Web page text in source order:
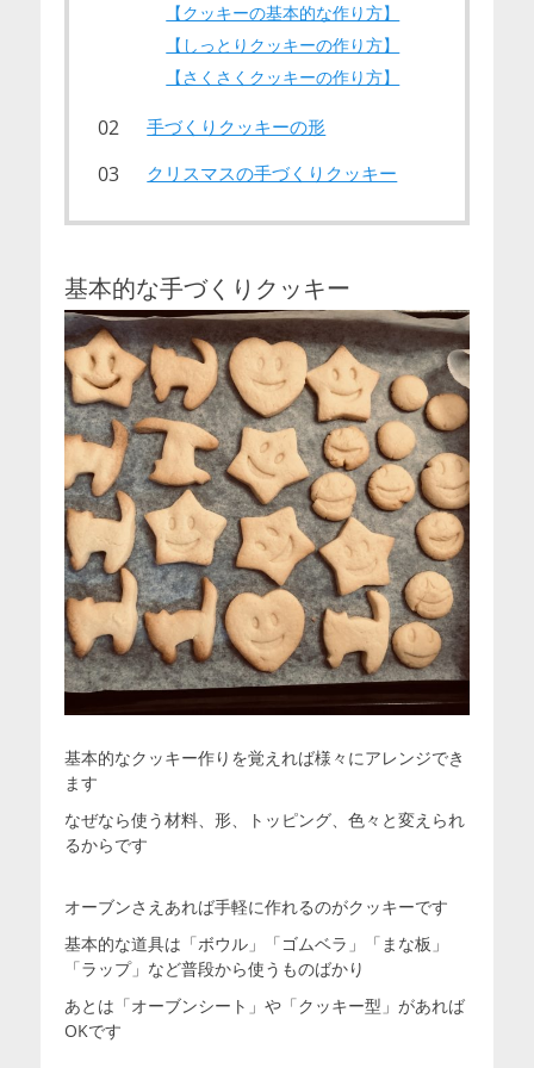
【クッキーの基本的な作り方】
【しっとりクッキーの作り方】
【さくさくクッキーの作り方】
手づくりクッキーの形
クリスマスの手づくりクッキー
基本的な手づくりクッキー
基本的なクッキー作りを覚えれば様々にアレンジでき
ます
なぜなら使う材料、形、トッピング、色々と変えられ
るからです
オーブンさえあれば手軽に作れるのがクッキーです
基本的な道具は「ボウル」「ゴムベラ」「まな板」
「ラップ」など普段から使うものばかり
あとは「オーブンシート」や「クッキー型」があれば
OKです